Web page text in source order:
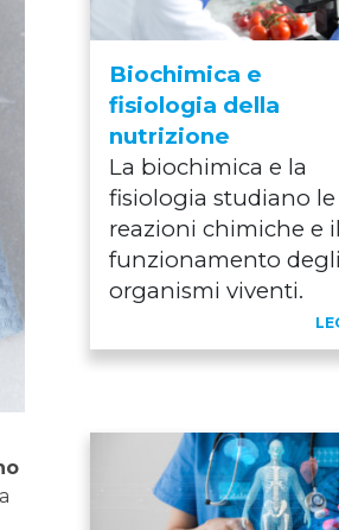
Biochimica e
fisiologia della
nutrizione
La biochimica e la
fisiologia studiano le
reazioni chimiche e il
funzionamento degli
organismi viventi.